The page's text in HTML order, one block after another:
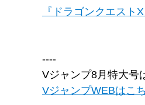
『ドラゴンクエス
----
Vジャンプ8月特大号
VジャンプWEBはこ